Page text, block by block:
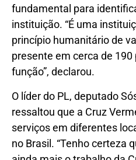
fundamental para
instituição. “É uma
princípio humanitário de
presente em cerca de
função”, declarou.
O líder do PL, deputado
ressaltou que a Cruz
serviços em diferentes
no Brasil. “Tenho certeza